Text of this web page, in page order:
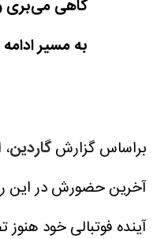
گاهی می‌بری
به مسیر
براساس گزارشگاردین
آخرین حضورش در این
آینده فوتبالی خود